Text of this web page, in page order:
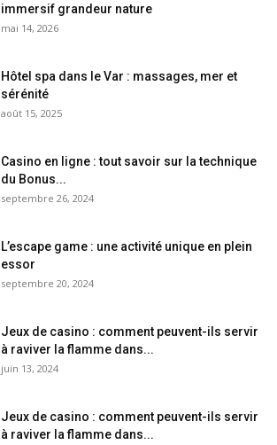
immersif grandeur nature
mai 14, 2026
Hôtel spa dans le Var : massages, mer et
sérénité
août 15, 2025
Casino en ligne : tout savoir sur la technique
du Bonus...
septembre 26, 2024
L’escape game : une activité unique en plein
essor
septembre 20, 2024
Jeux de casino : comment peuvent-ils servir
à raviver la flamme dans...
juin 13, 2024
Jeux de casino : comment peuvent-ils servir
à raviver la flamme dans...